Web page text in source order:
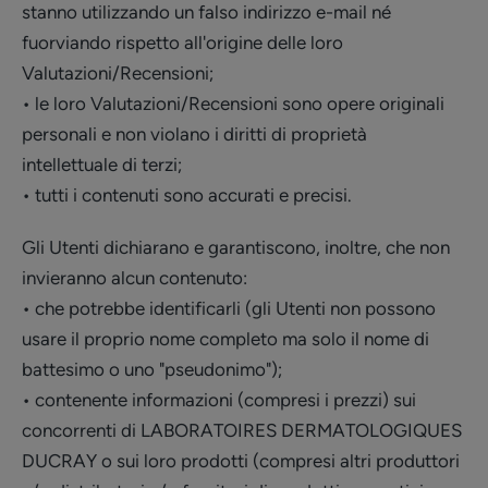
stanno utilizzando un falso indirizzo e-mail né
fuorviando rispetto all'origine delle loro
Valutazioni/Recensioni;
• le loro Valutazioni/Recensioni sono opere originali
personali e non violano i diritti di proprietà
intellettuale di terzi;
• tutti i contenuti sono accurati e precisi.
Gli Utenti dichiarano e garantiscono, inoltre, che non
invieranno alcun contenuto:
• che potrebbe identificarli (gli Utenti non possono
usare il proprio nome completo ma solo il nome di
battesimo o uno "pseudonimo");
• contenente informazioni (compresi i prezzi) sui
concorrenti di LABORATOIRES DERMATOLOGIQUES
DUCRAY o sui loro prodotti (compresi altri produttori